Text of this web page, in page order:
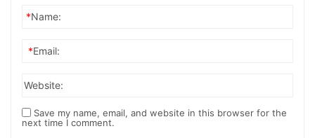
*Name:
*Email:
Website:
Save my name, email, and website in this browser for the
next time I comment.